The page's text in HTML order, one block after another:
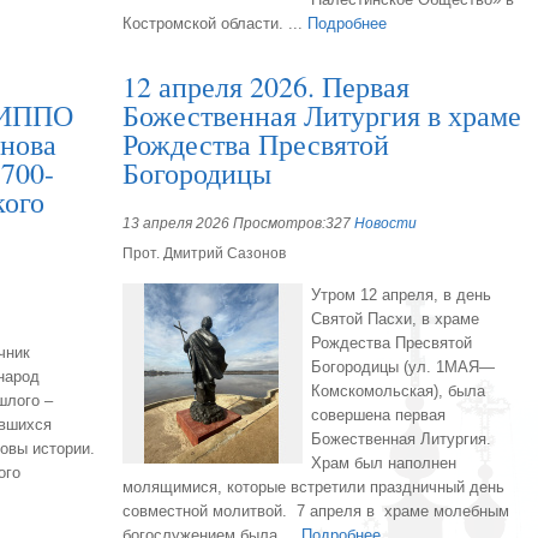
Костромской области. ... Подробнее
ИППО
–
истории.
12 апреля 2026. Первая
Божественная Литургия в храме
Рождества Пресвятой
Богородицы
13 апреля 2026 Просмотров:327 Новости
Прот. Дмитрий Сазонов
Утром 12 апреля, в день
Святой Пасхи, в храме
Рождества Пресвятой
Богородицы (ул. 1МАЯ—
Комскомольская), была
совершена первая
Божественная Литургия.
Храм был наполнен
молящимися, которые встретили праздничный день
совместной молитвой. 7 апреля в храме молебным